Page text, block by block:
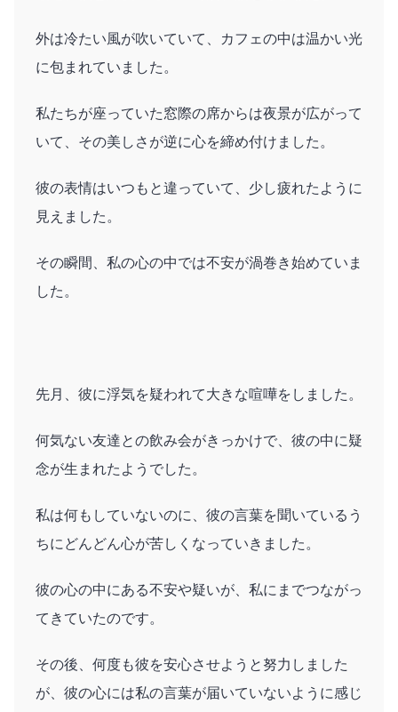
外は冷たい風が吹いていて、カフェの中は温かい光
に包まれていました。
私たちが座っていた窓際の席からは夜景が広がって
いて、その美しさが逆に心を締め付けました。
彼の表情はいつもと違っていて、少し疲れたように
見えました。
その瞬間、私の心の中では不安が渦巻き始めていま
した。
先月、彼に浮気を疑われて大きな喧嘩をしました。
何気ない友達との飲み会がきっかけで、彼の中に疑
念が生まれたようでした。
私は何もしていないのに、彼の言葉を聞いているう
ちにどんどん心が苦しくなっていきました。
彼の心の中にある不安や疑いが、私にまでつながっ
てきていたのです。
その後、何度も彼を安心させようと努力しました
が、彼の心には私の言葉が届いていないように感じ